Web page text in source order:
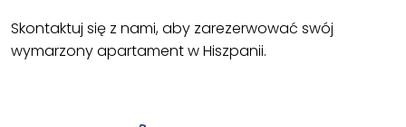
Skontaktuj się z nami, aby zarezerwować swój
wymarzony apartament w Hiszpanii.